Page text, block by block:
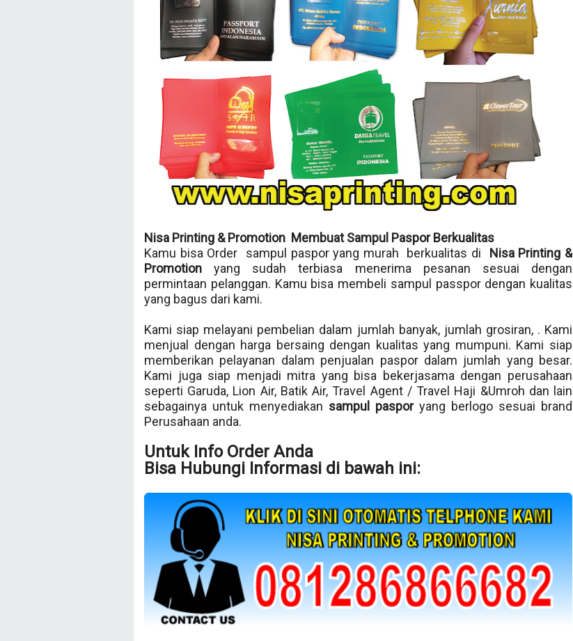
Nisa Printing & Promotion Membuat Sampul Paspor Berkualitas
Kamu bisa Order sampul paspor yang murah berkualitas di
Nisa Printing &
Promotionyang sudah terbiasa menerima pesanan sesuai dengan
permintaan pelanggan. Kamu bisa membeli sampul passpor dengan kualitas
yang bagus dari kami.
Kami siap melayani pembelian dalam jumlah banyak, jumlah grosiran, . Kami
menjual dengan harga bersaing dengan kualitas yang mumpuni. Kami siap
memberikan pelayanan dalam penjualan paspor dalam jumlah yang besar.
Kami juga siap menjadi mitra yang bisa bekerjasama dengan perusahaan
seperti Garuda, Lion Air, Batik Air, Travel Agent / Travel Haji &Umroh dan lain
sebagainya untuk menyediakan sampul paspor yang berlogo sesuai brand
Perusahaan anda.
Untuk Info Order Anda
Bisa Hubungi Informasi di bawah ini: